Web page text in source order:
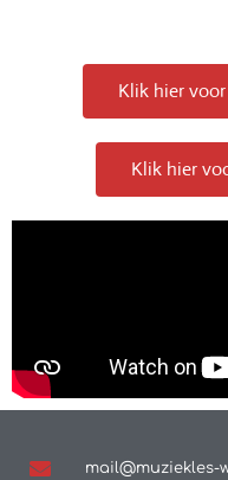
Klik hier
Klik hier
mail@muziekles-